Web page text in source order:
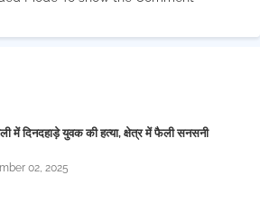
में दिनदहाड़े युवक की हत्या, क्षेत्र में फैली सनसनी
02, 2025